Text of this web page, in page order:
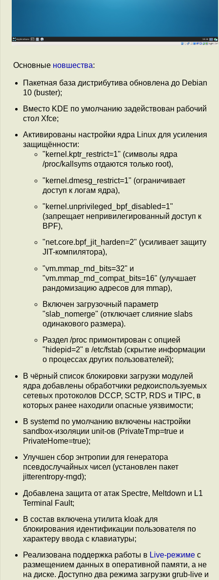
Основные новшества:
Пакетная база дистрибутива обновлена до Debian
10 (buster);
Вместо KDE по умолчанию задействован рабочий
стол Xfce;
Активированы настройки ядра Linux для усиления
защищённости:
"kernel.kptr_restrict=1" (символы ядра
/proc/kallsyms отдаются только root),
"kernel.dmesg_restrict=1" (ограничивает
доступ к логам ядра),
"kernel.unprivileged_bpf_disabled=1"
(запрещает непривилегированный доступ к
BPF),
"net.core.bpf_jit_harden=2" (усиливает защиту
JIT-компилятора),
"vm.mmap_rnd_bits=32" и
"vm.mmap_rnd_compat_bits=16" (улучшает
рандомизацию адресов для mmap),
Включен загрузочный параметр
"slab_nomerge" (отключает слияние slabs
одинакового размера).
Раздел /proc примонтирован с опцией
"hidepid=2" в /etc/fstab (скрытие информации
о процессах других пользователей);
В чёрный список блокировки загрузки модулей
ядра добавлены обработчики редкоиспользуемых
сетевых протоколов DCCP, SCTP, RDS и TIPC, в
которых ранее находили опасные уязвимости;
В systemd по умолчанию включены настройки
sandbox-изоляции unit-ов (PrivateTmp=true и
PrivateHome=true);
Улучшен сбор энтропии для генератора
псевдослучайных чисел (установлен пакет
jitterentropy-rngd);
Добавлена защита от атак Spectre, Meltdown и L1
Terminal Fault;
В состав включена утилита kloak для
блокирования идентификации пользователя по
характеру ввода с клавиатуры;
Реализована поддержка работы в Live-режиме с
размещением данных в оперативной памяти, а не
на диске. Доступно два режима загрузки grub-live и